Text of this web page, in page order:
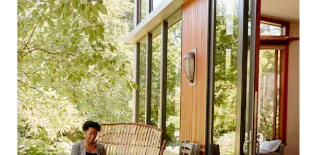
le haut et vers le bas pour les parcourir ou en appuyant et en faisant glisser.